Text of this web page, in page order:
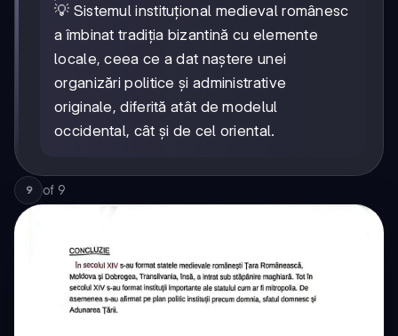
💡 Sistemul instituțional medieval românesc
a îmbinat tradiția bizantină cu elemente
locale, ceea ce a dat naștere unei
organizări politice și administrative
originale, diferită atât de modelul
occidental, cât și de cel oriental.
9 of 9